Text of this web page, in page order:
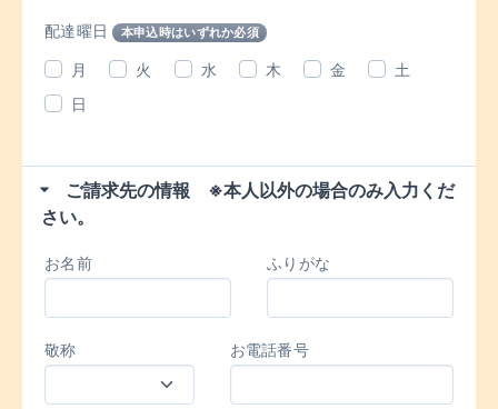
配達曜日 本申込時はいずれか必須
月 火 水 木 金
土
日
ご請求先の情報 ※本人以外の場合のみ入力くだ
さい。
お名前 ふりがな
敬称 お電話番号